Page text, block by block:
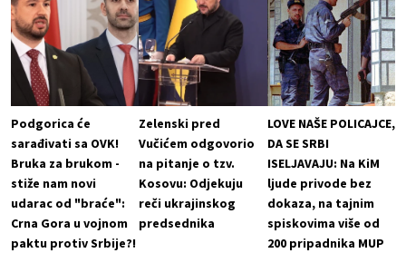
Podgorica će
sarađivati sa OVK!
Bruka za brukom -
stiže nam novi
udarac od "braće":
Crna Gora u vojnom
paktu protiv Srbije?!
Zelenski pred
Vučićem odgovorio
na pitanje o tzv.
Kosovu: Odjekuju
reči ukrajinskog
predsednika
LOVE NAŠE POLICAJCE,
DA SE SRBI
ISELJAVAJU: Na KiM
ljude privode bez
dokaza, na tajnim
spiskovima više od
200 pripadnika MUP